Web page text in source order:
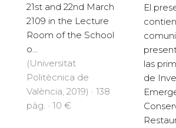
21st and 22nd March
2109 in the Lecture
Room of the School
o...
(Universitat
Politècnica de
València, 2019) · 138
pàg. · 10 €
El
las
de